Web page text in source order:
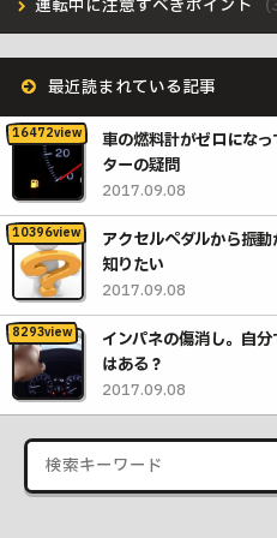
運転中に注意すべきポイント
最近読まれている記事
車の燃料計がゼロにな
ターの疑問
2017.09.08
アクセルペダルから振
知りたい
2017.09.08
インパネの傷消し。自
はある？
2017.09.08